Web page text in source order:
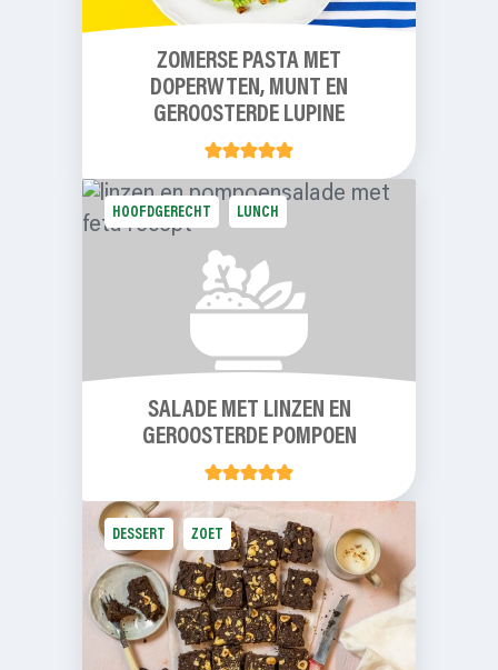
ZOMERSE PASTA MET
DOPERWTEN, MUNT EN
GEROOSTERDE LUPINE
HOOFDGERECHT LUNCH
SALADE MET LINZEN EN
GEROOSTERDE POMPOEN
DESSERT ZOET